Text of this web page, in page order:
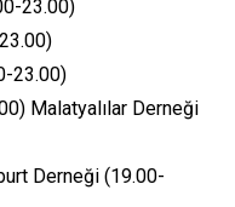
23.00)
23.00)
Malatyalılar Derneği
Derneği (19.00-